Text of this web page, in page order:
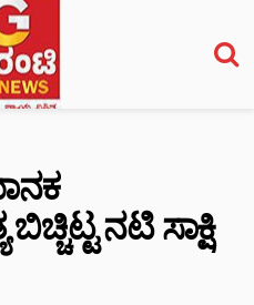
ನಟಿ ಸಾಕ್ಷಿ